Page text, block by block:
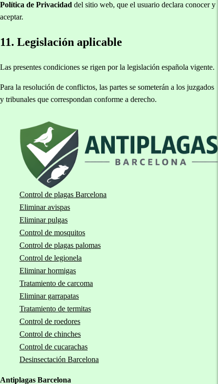
Política de Privacidad del sitio web, que el usuario declara conocer y
aceptar.
11. Legislación aplicable
Las presentes condiciones se rigen por la legislación española vigente.
Para la resolución de conflictos, las partes se someterán a los juzgados
y tribunales que correspondan conforme a derecho.
Control de plagas Barcelona
Eliminar avispas
Eliminar pulgas
Control de mosquitos
Control de plagas palomas
Control de legionela
Eliminar hormigas
Tratamiento de carcoma
Eliminar garrapatas
Tratamiento de termitas
Control de roedores
Control de chinches
Control de cucarachas
Desinsectación Barcelona
Antiplagas Barcelona